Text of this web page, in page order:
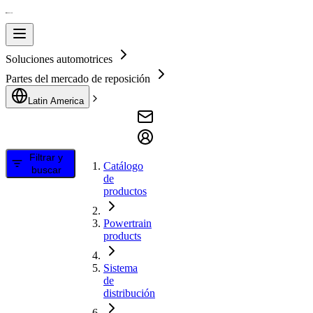
Soluciones automotrices
Partes del mercado de reposición
Latin America
Filtrar y
buscar
Catálogo
de
productos
Powertrain
products
Sistema
de
distribución